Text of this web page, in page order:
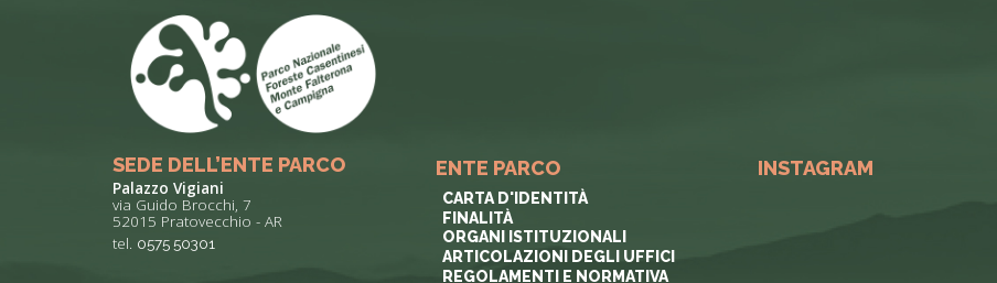
SEDE DELL’ENTE PARCO
Palazzo Vigiani
via Guido Brocchi, 7
52015 Pratovecchio - AR
tel. 0575 50301
ENTE PARCO
CARTA D'IDENTITÀ
FINALITÀ
ORGANI ISTITUZIONALI
ARTICOLAZIONI DEGLI UFFICI
REGOLAMENTI E NORMATIVA
INSTAGRAM